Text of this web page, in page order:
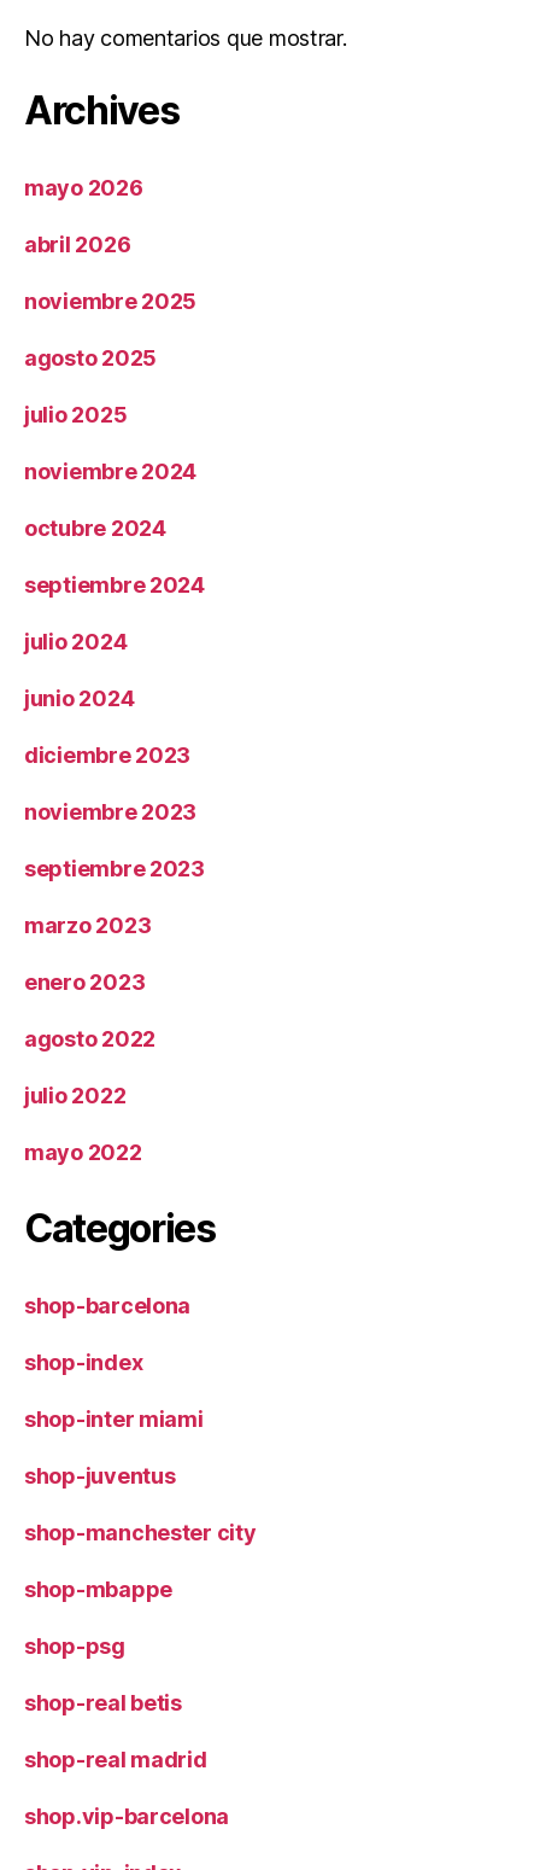
No hay comentarios que mostrar.
Archives
mayo 2026
abril 2026
noviembre 2025
agosto 2025
julio 2025
noviembre 2024
octubre 2024
septiembre 2024
julio 2024
junio 2024
diciembre 2023
noviembre 2023
septiembre 2023
marzo 2023
enero 2023
agosto 2022
julio 2022
mayo 2022
Categories
shop-barcelona
shop-index
shop-inter miami
shop-juventus
shop-manchester city
shop-mbappe
shop-psg
shop-real betis
shop-real madrid
shop.vip-barcelona